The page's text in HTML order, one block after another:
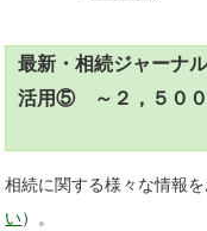
最新・相続ジャーナ
活用⑤ ～２，５００
相続に関する様々な情報
い）。